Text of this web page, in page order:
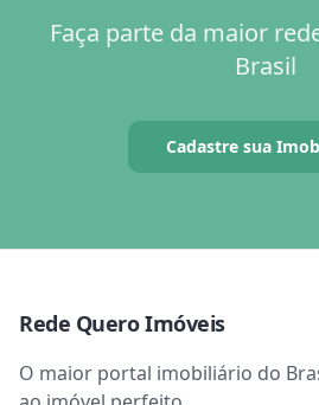
Faça parte da maior
Brasil
Cadastre sua
Rede Quero Imóveis
O maior portal imobiliário do